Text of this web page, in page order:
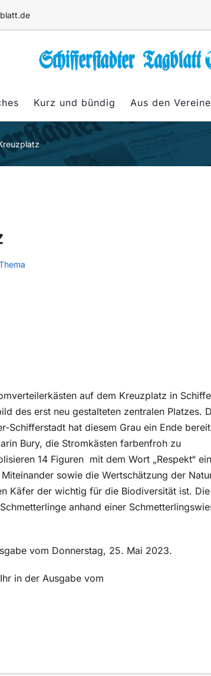
Kurz und bündig Aus den
auf dem Kreuzplatz in
des erst neu gestalteten zentralen Platzes.
Schifferstadt hat diesem Grau ein Ende
Bury, die Stromkästen farbenfroh zu
14 Figuren mit dem Wort „Respekt“ ein
sowie die Wertschätzung der
Käfer der wichtig für die Biodiversität ist. Die
anhand einer
vom Donnerstag, 25. Mai 2023.
in der Ausgabe vom